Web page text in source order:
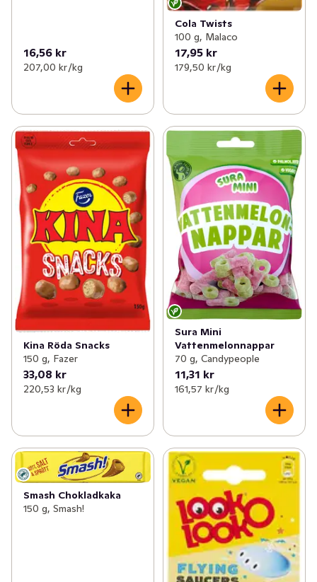
16,56 kr
207,00 kr /kg
Cola Twists
100 g, Malaco
17,95 kr
179,50 kr /kg
Kina Röda Snacks
150 g, Fazer
33,08 kr
220,53 kr /kg
Sura Mini
Vattenmelonnappar
70 g, Candypeople
11,31 kr
161,57 kr /kg
Smash Chokladkaka
150 g, Smash!